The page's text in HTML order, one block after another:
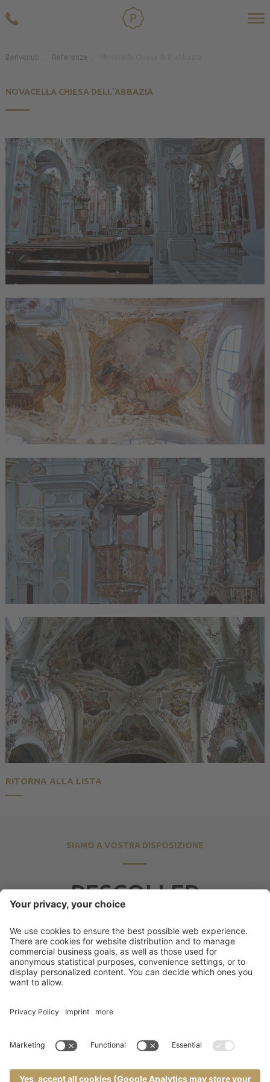
Benvenuti Referenze
NOVACELLA CHIESA DELL`ABBAZIA
RITORNA ALLA LISTA
SIAMO A VOSTRA DISPOSIZIONE
PESCOLLER
Pescoller S.r.l.
Pass. Brignoles 6.39031Brunico(I).Visualizza
+39 0474 554 778.restauro@pescoller.it